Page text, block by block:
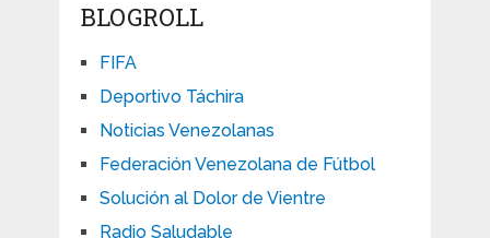
BLOGROLL
FIFA
Deportivo Táchira
Noticias Venezolanas
Federación Venezolana de Fútbol
Solución al Dolor de Vientre
Radio Saludable